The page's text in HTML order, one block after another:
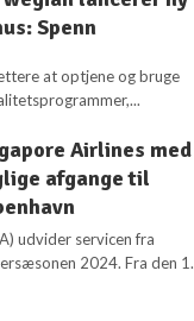
Spenn
at optjene og bruge
Airlines med
afgange til
udvider servicen fra
2024. Fra den 1.